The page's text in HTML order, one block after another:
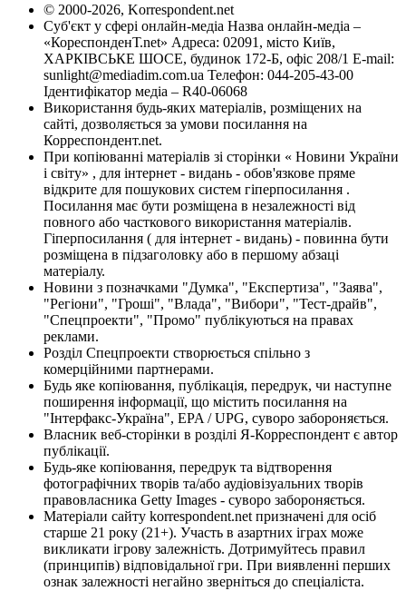
© 2000-2026, Korrespondent.net
Суб'єкт у сфері онлайн-медіа Назва онлайн-медіа –
«КореспонденТ.net» Адреса: 02091, місто Київ,
ХАРКІВСЬКЕ ШОСЕ, будинок 172-Б, офіс 208/1 E-mail:
sunlight@mediadim.com.ua Телефон: 044-205-43-00
Ідентифікатор медіа – R40-06068
Використання будь-яких матеріалів, розміщених на
сайті, дозволяється за умови посилання на
Корреспондент.net.
При копіюванні матеріалів зі сторінки « Новини України
і світу» , для інтернет - видань - обов'язкове пряме
відкрите для пошукових систем гіперпосилання .
Посилання має бути розміщена в незалежності від
повного або часткового використання матеріалів.
Гіперпосилання ( для інтернет - видань) - повинна бути
розміщена в підзаголовку або в першому абзаці
матеріалу.
Новини з позначками "Думка", "Експертиза", "Заява",
"Регіони", "Гроші", "Влада", "Вибори", "Тест-драйв",
"Спецпроекти", "Промо" публікуються на правах
реклами.
Розділ Спецпроекти створюється спільно з
комерційними партнерами.
Будь яке копіювання, публікація, передрук, чи наступне
поширення інформації, що містить посилання на
"Інтерфакс-Україна", EPA / UPG, суворо забороняється.
Власник веб-сторінки в розділі Я-Корреспондент є автор
публікації.
Будь-яке копіювання, передрук та відтворення
фотографічних творів та/або аудіовізуальних творів
правовласника Getty Images - суворо забороняється.
Матеріали сайту korrespondent.net призначені для осіб
старше 21 року (21+). Участь в азартних іграх може
викликати ігрову залежність. Дотримуйтесь правил
(принципів) відповідальної гри. При виявленні перших
ознак залежності негайно зверніться до спеціаліста.